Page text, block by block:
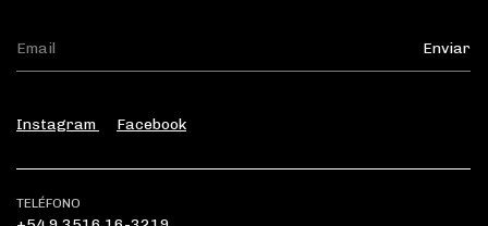
Instagram Facebook
TELÉFONO